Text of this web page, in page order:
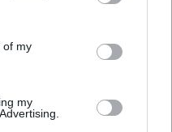
its third-party tags to
in below Google
of my
my